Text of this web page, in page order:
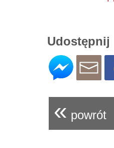
Udostępnij
« powrót